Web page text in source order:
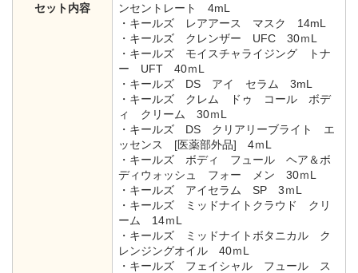
セット内容
ンセントレート 4mL
・キールズ レアアース マスク 14mL
・キールズ クレンザー UFC 30ｍL
・キールズ モイスチャライジング トナ
ー UFT 40ｍL
・キールズ DS アイ セラム 3mL
・キールズ クレム ドゥ コール ボデ
ィ クリーム 30ｍL
・キールズ DS クリアリーブライト エ
ッセンス [医薬部外品] 4ｍL
・キールズ ボディ フュール ヘア＆ボ
ディウォッシュ フォー メン 30ｍL
・キールズ アイセラム SP 3ｍL
・キールズ ミッドナイトクラウド クリ
ーム 14ｍL
・キールズ ミッドナイトボタニカル ク
レンジングオイル 40ｍL
・キールズ フェイシャル フュール ス